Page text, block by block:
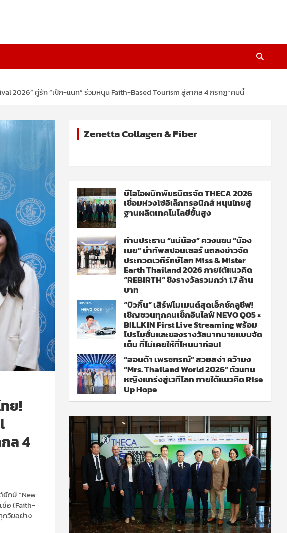
2026” คู่รัก “เป๊ก-แนท” ร่วมหนุน Faith-Based Tourism สู่สากล 4 กรกฎาคมนี้
ย!
ล 4
ยักษ์ “New
ชื่อ (Faith-
กวัยอย่าง
Zenetta Collagen & Fiber
บีโอไอผนึกพันธมิตรจัด THECA 2026
เชื่อมห่วงโซ่อิเล็กทรอนิกส์ หนุนไทยสู่
ฐานผลิตเทคโนโลยีขั้นสูง
ท่านประธาน “แม่น้อง” ควงแขน “น้อง
เนย” นำทัพสปอนเซอร์ แถลงข่าวจัด
ประกวดเวทีรักษ์โลก Miss & Mister
Earth Thailand 2026 ภายใต้แนวคิด
“REBIRTH” ชิงรางวัลรวมกว่า 1.7 ล้าน
บาท
“บิวกิ้น” เสิร์ฟโมเมนต์สุดเอ็กซ์คลูซีฟ!
เชิญชวนทุกคนเช็กอินไลฟ์ NEVO Q05 ×
BILLKIN First Live Streaming พร้อม
โปรโมชั่นและของรางวัลมากมายแบบจัด
เต็ม ที่ไม่เคยให้ที่ไหนมาก่อน!
“ฮอนด้า เพรชภรณ์” สวยสง่า คว้ามง
“Mrs. Thailand World 2026” ตัวแทน
หญิงแกร่งสู่เวทีโลก ภายใต้แนวคิด Rise
Up Hope